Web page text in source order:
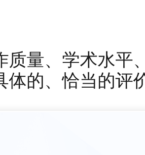
质量、学术水平
体的、恰当的评